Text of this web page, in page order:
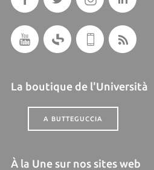
La boutique de l'Università
A BUTTEGUCCIA
À la Une sur nos sites web